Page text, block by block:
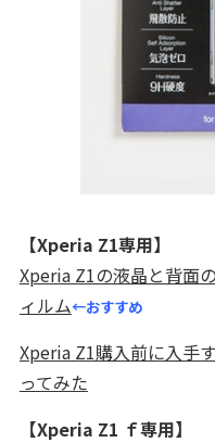
【Xperia Z1専用】
Xperia Z1の液晶と背面
ィルム←おすすめ
Xperia Z1購入前に入手
ってみた
【Xperia Z1 ｆ専用】